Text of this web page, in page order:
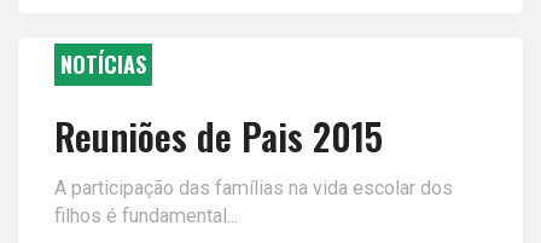
NOTÍCIAS
Reuniões de Pais 2015
A participação das famílias na vida escolar dos
filhos é fundamental...